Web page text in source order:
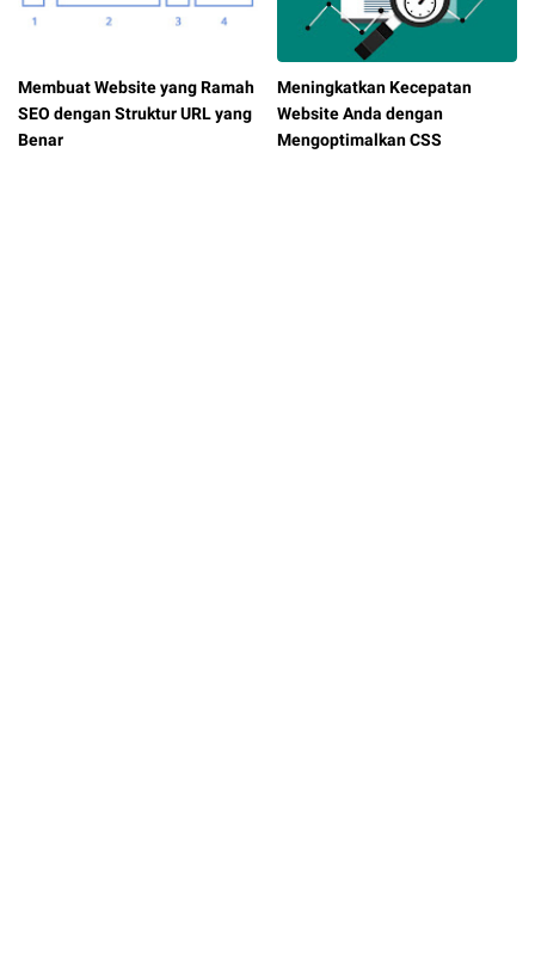
Membuat Website yang Ramah
SEO dengan Struktur URL yang
Benar
Meningkatkan Kecepatan
Website Anda dengan
Mengoptimalkan CSS